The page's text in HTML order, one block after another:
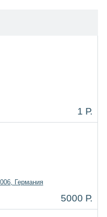
1 Р.
Германия
5000 Р.